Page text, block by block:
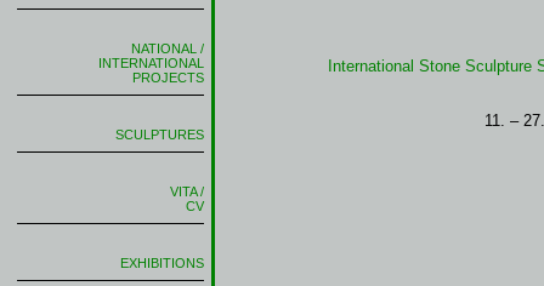
NATIONAL /
INTERNATIONAL
PROJECTS
SCULPTURES
VITA /
CV
EXHIBITIONS
International Stone Sculpture
11. –